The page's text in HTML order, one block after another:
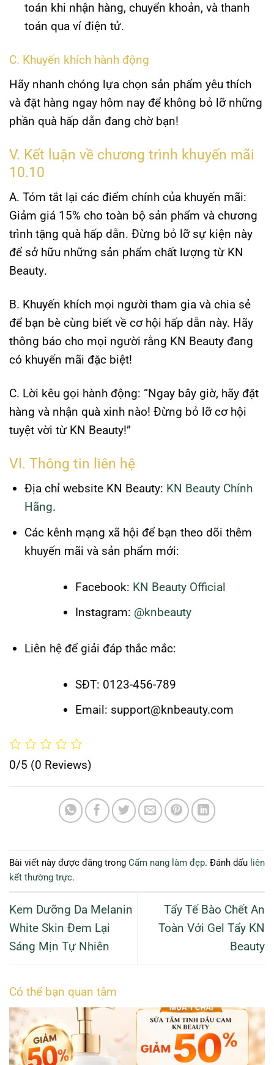
toán khi nhận hàng, chuyển khoản, và thanh
toán qua ví điện tử.
C. Khuyến khích hành động
Hãy nhanh chóng lựa chọn sản phẩm yêu thích
và đặt hàng ngay hôm nay để không bỏ lỡ những
phần quà hấp dẫn đang chờ bạn!
V. Kết luận về chương trình khuyến mãi
10.10
A. Tóm tắt lại các điểm chính của khuyến mãi:
Giảm giá 15% cho toàn bộ sản phẩm và chương
trình tặng quà hấp dẫn. Đừng bỏ lỡ sự kiện này
để sở hữu những sản phẩm chất lượng từ KN
Beauty.
B. Khuyến khích mọi người tham gia và chia sẻ
để bạn bè cùng biết về cơ hội hấp dẫn này. Hãy
thông báo cho mọi người rằng KN Beauty đang
có khuyến mãi đặc biệt!
C. Lời kêu gọi hành động: “Ngay bây giờ, hãy đặt
hàng và nhận quà xinh nào! Đừng bỏ lỡ cơ hội
tuyệt vời từ KN Beauty!”
VI. Thông tin liên hệ
Địa chỉ website KN Beauty: KN Beauty Chính
Hãng.
Các kênh mạng xã hội để bạn theo dõi thêm
khuyến mãi và sản phẩm mới:
Facebook: KN Beauty Official
Instagram: @knbeauty
Liên hệ để giải đáp thắc mắc:
SĐT: 0123-456-789
Email: support@knbeauty.com
0/5 (0 Reviews)
Bài viết này được đăng trong Cẩm nang làm đẹp. Đánh dấu liên
kết thường trực.
Kem Dưỡng Da Melanin
White Skin Đem Lại
Sáng Mịn Tự Nhiên
Tẩy Tế Bào Chết An
Toàn Với Gel Tẩy KN
Beauty
Có thể bạn quan tâm